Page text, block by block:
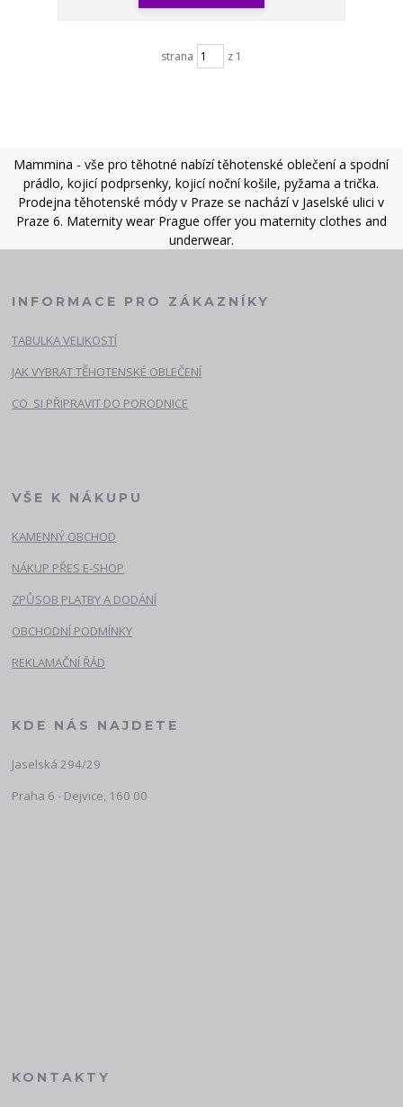
strana z 1
Mammina - vše pro těhotné nabízí těhotenské oblečení a spodní
prádlo, kojicí podprsenky, kojicí noční košile, pyžama a trička.
Prodejna těhotenské módy v Praze se nachází v Jaselské ulici v
Praze 6. Maternity wear Prague offer you maternity clothes and
underwear.
INFORMACE PRO ZÁKAZNÍKY
TABULKA VELIKOSTÍ
JAK VYBRAT TĚHOTENSKÉ OBLEČENÍ
CO SI PŘIPRAVIT DO PORODNICE
VŠE K NÁKUPU
KAMENNÝ OBCHOD
NÁKUP PŘES E-SHOP
ZPŮSOB PLATBY A DODÁNÍ
OBCHODNÍ PODMÍNKY
REKLAMAČNÍ ŘÁD
KDE NÁS NAJDETE
Jaselská 294/29
Praha 6 - Dejvice, 160 00
KONTAKTY